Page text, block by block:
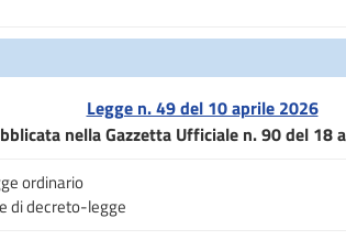
Legge n. 49 del 10 aprile 2026
nella Gazzetta Ufficiale n. 90 del 18
ordinario
di decreto-legge